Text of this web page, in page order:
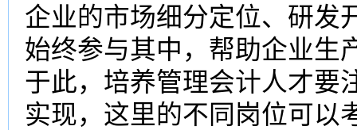
企业的市场细分定位、研发
始终参与其中，帮助企业生
于此，培养管理会计人才要
实现，这里的不同岗位可以